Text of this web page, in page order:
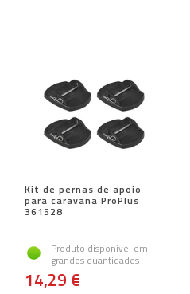
Kit de pernas de apoio
para caravana ProPlus
361528
Produto disponível em
grandes quantidades
14,29 €